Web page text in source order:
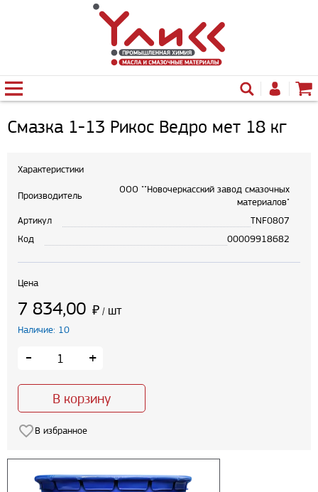
Смазка 1-13 Рикос Ведро мет 18 кг
Характеристики
Производитель
ООО ""Новочеркасский завод смазочных
материалов"
Артикул
TNF0807
Код
00009918682
Цена
7 834,00 ₽ / шт
Наличие: 10
- +
В корзину
В избранное